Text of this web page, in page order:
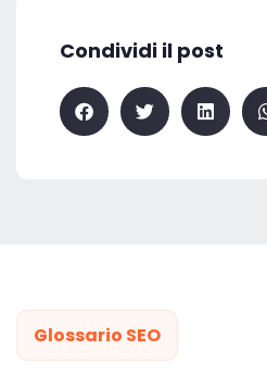
Condividi il post
Glossario SEO